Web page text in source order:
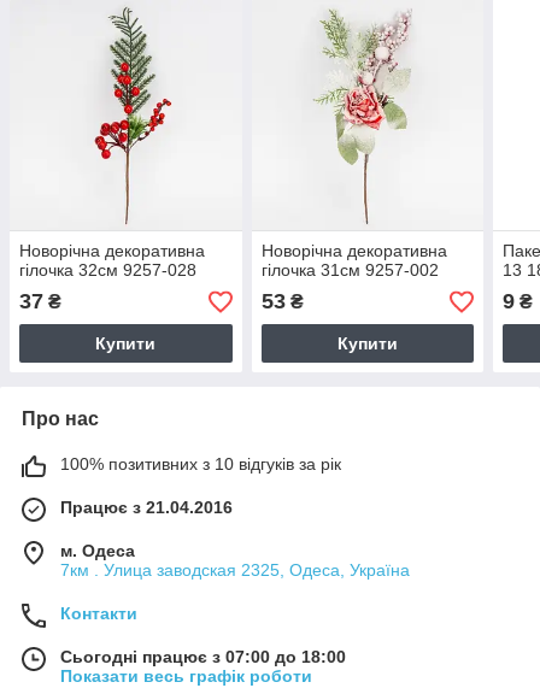
Новорічна декоративна
гілочка 32см 9257-028
37 ₴
Купити
Новорічна декоративна
гілочка 31см 9257-002
53₴
Купити
13
9 ₴
Про нас
100% позитивних з 10 відгуків за рік
Працює з 21.04.2016
м. Одеса
7км . Улица заводская 2325, Одеса, Україна
Контакти
Сьогодні працює з 07:00 до 18:00
Показати весь графік роботи